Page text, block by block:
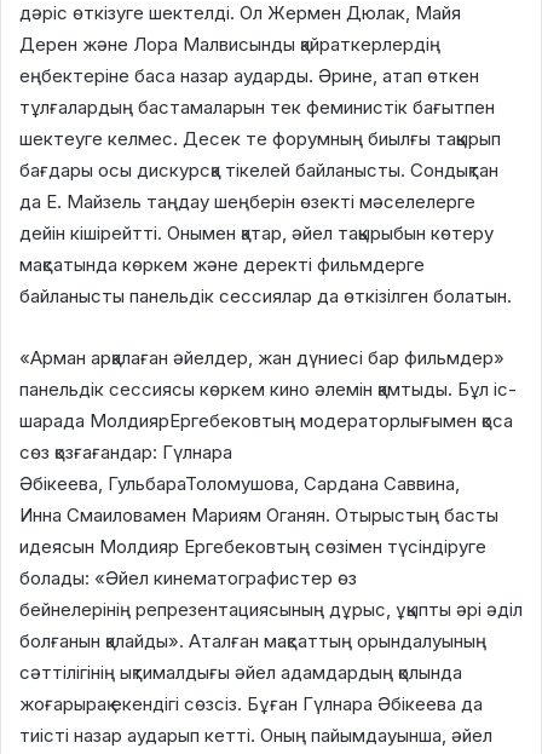
дәріс өткізуге шектелді. Ол Жермен Дюлак, Майя
Дерен және Лора Малвисынды қайраткерлердің
еңбектеріне баса назар аударды. Әрине, атап өткен
тұлғалардың бастамаларын тек феминистік бағытпен
шектеуге келмес. Десек те форумның биылғы тақырып
бағдары осы дискурсқа тікелей байланысты. Сондықтан
да Е. Майзель таңдау шеңберін өзекті мәселелерге
дейін кішірейтті. Онымен қатар, әйел тақырыбын көтеру
мақсатында көркем және деректі фильмдерге
байланысты панельдік сессиялар да өткізілген болатын.
«Арман арқалаған әйелдер, жан дүниесі бар фильмдер»
панельдік сессиясы көркем кино әлемін қамтыды. Бұл іс-
шарада МолдиярЕргебековтың модераторлығымен қоса
сөз қозғағандар: Гүлнара
Әбікеева, ГульбараТоломушова, Сардана Саввина,
Инна Смаиловамен Мариям Оганян. Отырыстың басты
идеясын Молдияр Ергебековтың сөзімен түсіндіруге
болады: «Әйел кинематографистер өз
бейнелерінің репрезентациясының дұрыс, ұқыпты әрі әділ
болғанын қалайды». Аталған мақсаттың орындалуының
сәттілігінің ықтималдығы әйел адамдардың қолында
жоғарырақ екендігі сөзсіз. Бұған Гүлнара Әбікеева да
тиісті назар аударып кетті. Оның пайымдауынша, әйел